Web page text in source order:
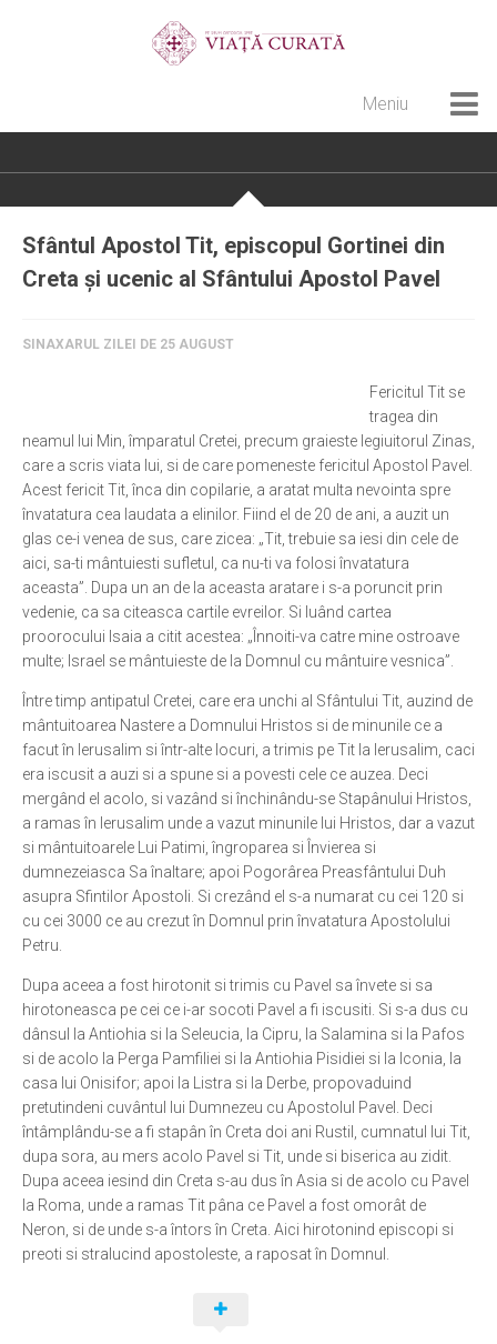
Meniu
Pateric Atonit
Istoria Bisericii
Artă sacră
Predici și cateheze
Pelerinaje
Ortodox în diaspora
Evenimente
Biserici și mănăstiri
Viață curată
Familia de azi
Casa curată
Adicții și vindecări
Gadgeturi cu două tăișuri
Bucătărie biblică
Interviuri
Puncte de Vedere
Sfântul Apostol Tit, episcopul Gortinei din
Creta și ucenic al Sfântului Apostol Pavel
SINAXARUL ZILEI DE 25 AUGUST
Fericitul Tit se
tragea din
neamul lui Min, împaratul Cretei, precum graieste legiuitorul Zinas,
care a scris viata lui, si de care pomeneste fericitul Apostol Pavel.
Acest fericit Tit, înca din copilarie, a aratat multa nevointa spre
învatatura cea laudata a elinilor. Fiind el de 20 de ani, a auzit un
glas ce-i venea de sus, care zicea: „Tit, trebuie sa iesi din cele de
aici, sa-ti mântuiesti sufletul, ca nu-ti va folosi învatatura
aceasta”. Dupa un an de la aceasta aratare i s-a poruncit prin
vedenie, ca sa citeasca cartile evreilor. Si luând cartea
proorocului Isaia a citit acestea: „Înnoiti-va catre mine ostroave
multe; Israel se mântuieste de la Domnul cu mântuire vesnica”.
Între timp antipatul Cretei, care era unchi al Sfântului Tit, auzind de
mântuitoarea Nastere a Domnului Hristos si de minunile ce a
facut în Ierusalim si într-alte locuri, a trimis pe Tit la Ierusalim, caci
era iscusit a auzi si a spune si a povesti cele ce auzea. Deci
mergând el acolo, si vazând si închinându-se Stapânului Hristos,
a ramas în Ierusalim unde a vazut minunile lui Hristos, dar a vazut
si mântuitoarele Lui Patimi, îngroparea si Învierea si
dumnezeiasca Sa înaltare; apoi Pogorârea Preasfântului Duh
asupra Sfintilor Apostoli. Si crezând el s-a numarat cu cei 120 si
cu cei 3000 ce au crezut în Domnul prin învatatura Apostolului
Petru.
Dupa aceea a fost hirotonit si trimis cu Pavel sa învete si sa
hirotoneasca pe cei ce i-ar socoti Pavel a fi iscusiti. Si s-a dus cu
dânsul la Antiohia si la Seleucia, la Cipru, la Salamina si la Pafos
si de acolo la Perga Pamfiliei si la Antiohia Pisidiei si la Iconia, la
casa lui Onisifor; apoi la Listra si la Derbe, propovaduind
pretutindeni cuvântul lui Dumnezeu cu Apostolul Pavel. Deci
întâmplându-se a fi stapân în Creta doi ani Rustil, cumnatul lui Tit,
dupa sora, au mers acolo Pavel si Tit, unde si biserica au zidit.
Dupa aceea iesind din Creta s-au dus în Asia si de acolo cu Pavel
la Roma, unde a ramas Tit pâna ce Pavel a fost omorât de
Neron, si de unde s-a întors în Creta. Aici hirotonind episcopi si
preoti si stralucind apostoleste, a raposat în Domnul.